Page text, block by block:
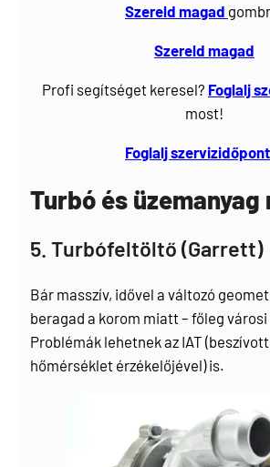
Szereld magad
Szereld magad
Profi segítséget keresel? Foglalj
most!
Foglalj
Turbó és
5. Turbófeltöltő (Garrett)
Bár masszív, idővel a változó
beragad a korom miatt – főleg
Problémák lehetnek az IAT
hőmérséklet érzékelőjével) is.